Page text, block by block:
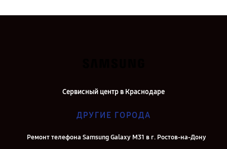
Сервисный центр в Краснодаре
ДРУГИЕ ГОРОДА
Ремонт телефона Samsung Galaxy M31 в г. Ростов-на-Дону